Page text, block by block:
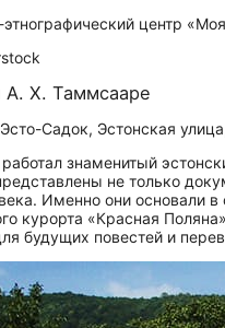
А. Х. Таммсааре
Садок, Эстонская
знаменитый
не только
Именно они основали
курорта «Красная
будущих повестей и